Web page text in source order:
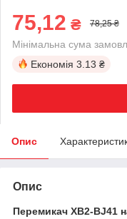
75,12 ₴ 78,25 ₴
Мінімальна сума
Економія 3.13 ₴
Опис
Опис
Перемикач XB2-BJ41